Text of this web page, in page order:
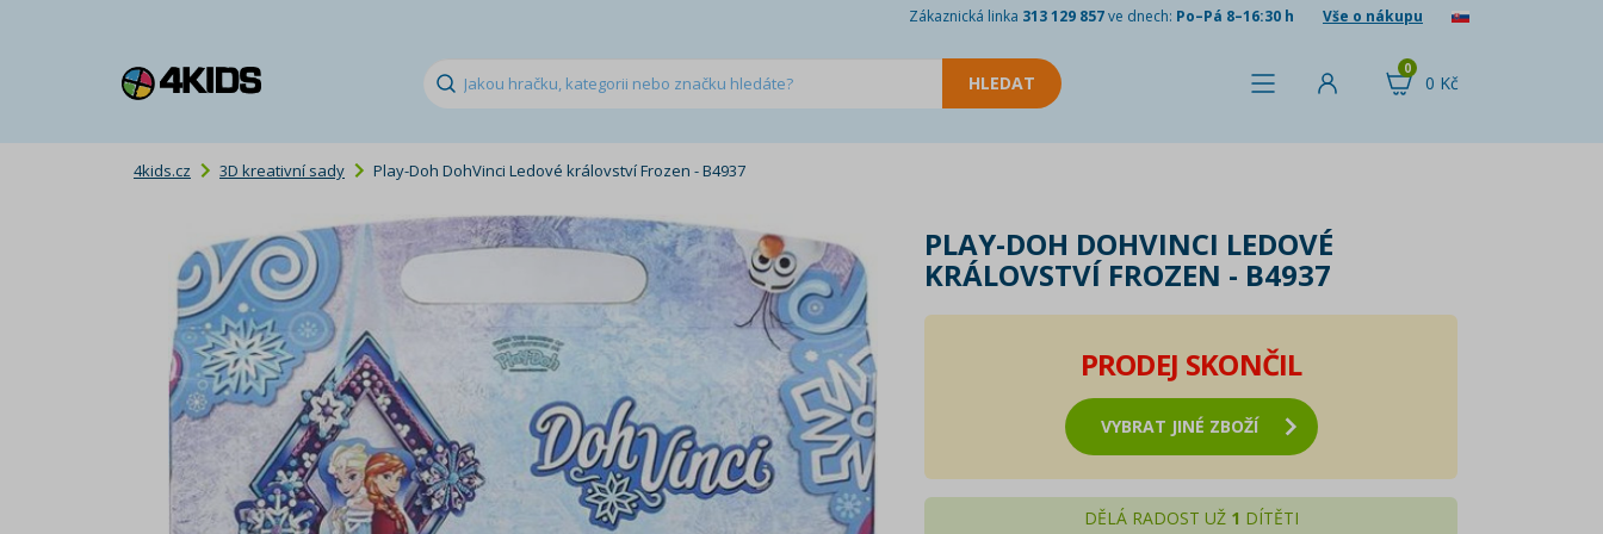
Zákaznická linka 313 129 857ve dnech: Po–Pá 8–16:30 h Vše o nákupu
0 Kč
0
4kids.cz 3D kreativní sady Play-Doh DohVinci Ledové království Frozen - B4937
PLAY-DOH DOHVINCI LEDOVÉ
KRÁLOVSTVÍ FROZEN - B4937
PRODEJ SKONČIL
VYBRAT JINÉ ZBOŽÍ
DĚLÁ RADOST UŽ 1 DÍTĚTI